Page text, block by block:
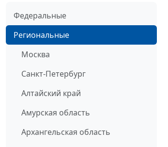
Федеральные
Региональные
Москва
Санкт-Петербург
Алтайский край
Амурская область
Архангельская область